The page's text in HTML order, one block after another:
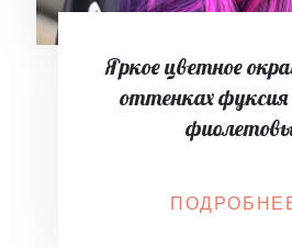
Яркое цветное
оттенках фуксия